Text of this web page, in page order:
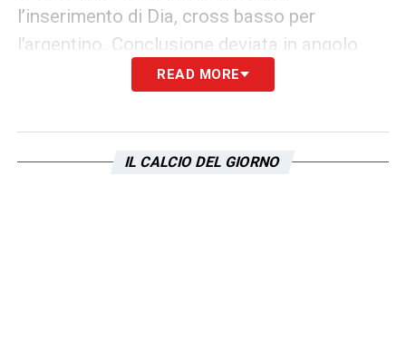
l’inserimento di Dia, cross basso per
l’argentino. Conclusione deviata in angolo
Cross dalla sinistra, inserimento di
READ MORE
IL CALCIO DEL GIORNO